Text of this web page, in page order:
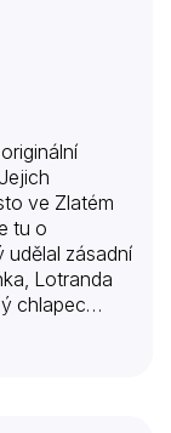
ve Zlatém
tu o
udělal zásadní
Lotranda
chlapec
živnost a
starší